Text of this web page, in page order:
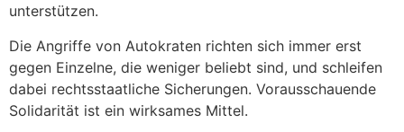
unterstützen.
Die Angriffe von Autokraten richten sich immer erst
gegen Einzelne, die weniger beliebt sind, und schleifen
dabei rechtsstaatliche Sicherungen. Vorausschauende
Solidarität ist ein wirksames Mittel.